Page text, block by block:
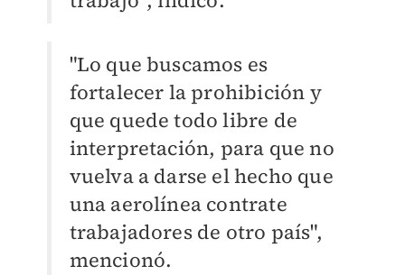
"Lo que buscamos es
fortalecer la prohibición y
que quede todo libre de
interpretación, para que no
vuelva a darse el hecho que
una aerolínea contrate
trabajadores de otro país",
mencionó.